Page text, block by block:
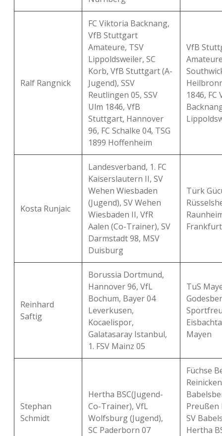
Ralf Rangnick
FC Viktoria Backnang,
VfB Stuttgart
Amateure, TSV
Lippoldsweiler, SC
Korb, VfB Stuttgart (A-
Jugend), SSV
Reutlingen 05, SSV
Ulm 1846, VfB
Stuttgart, Hannover
96, FC Schalke 04, TSG
1899 Hoffenheim
VfB
1846,
Kosta Runjaic
Landesverband, 1. FC
Kaiserslautern II, SV
Wehen Wiesbaden
(Jugend), SV Wehen
Wiesbaden II, VfR
Aalen (Co-Trainer), SV
Darmstadt 98, MSV
Duisburg
Türk
Frankfurt
Reinhard
Saftig
Borussia Dortmund,
Hannover 96, VfL
Bochum, Bayer 04
Leverkusen,
Kocaelispor,
Galatasaray Istanbul,
1. FSV Mainz 05
TuS
Mayen
Stephan
Schmidt
Hertha BSC(Jugend-
Co-Trainer), VfL
Wolfsburg (Jugend),
SC Paderborn 07
Füchse
Preußen
SV
Hertha